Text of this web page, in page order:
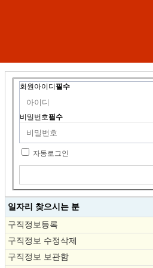
회원아이디 필수
비밀번호필수
자동로그인
일자리 찾으시는 분
구직정보등록
구직정보 수정삭제
구직정보 보관함